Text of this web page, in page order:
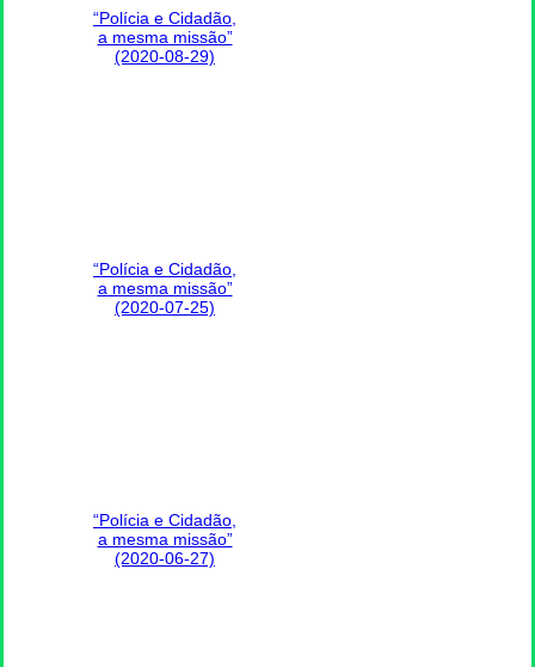
“Polícia e Cidadão,
a mesma missão”
(2020-08-29)
“Polícia e Cidadão,
a mesma missão”
(2020-07-25)
“Polícia e Cidadão,
a mesma missão”
(2020-06-27)